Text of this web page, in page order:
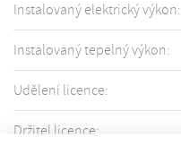
Instalovaný elektrický výkon:
Instalovaný tepelný výkon:
Udělení licence:
Držitel licence: